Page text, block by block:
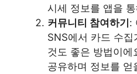
시세 정보를 앱을
커뮤니티 참여하기:
SNS에서 카드 수
것도 좋은 방법이에
공유하며 정보를 얻